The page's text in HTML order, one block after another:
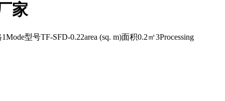
家
型号TF-SFD-0.22area (sq. m)面积0.2㎡3Processing